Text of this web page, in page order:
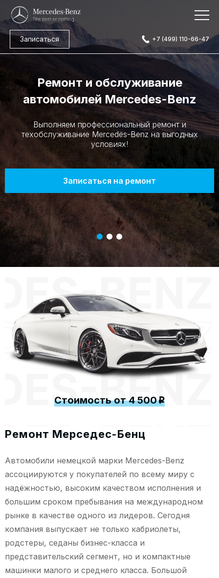
+7 (499) 110-66-47
Записаться
Ремонт и обслуживание
автомобилей Mercedes-Benz
Выполняем профессиональный ремонт и
техобслуживание Mercedes-Benz на выгодных
условиях!
Записаться на ремонт
Стоимость от 4 500p
Ремонт Мерседес-Бенц
Автомобили немецкой марки Mercedes-Benz
ассоциируются у покупателей по всему миру с
надёжностью, высоким качеством исполнения и
большим сроком пребывания на международном
рынке в качестве одного из лидеров. Сегодня
компания выпускает не только кабриолеты,
родстеры, седаны бизнес-класса и
представительский сегмент, но и компактные
машинки малого и среднего класса. Большой